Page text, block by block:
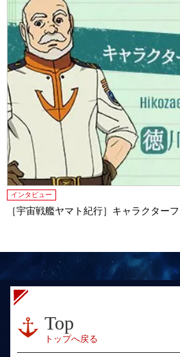
インタビュー
［宇宙戦艦ヤマト紀行］キャラクター
Top
トップへ戻る